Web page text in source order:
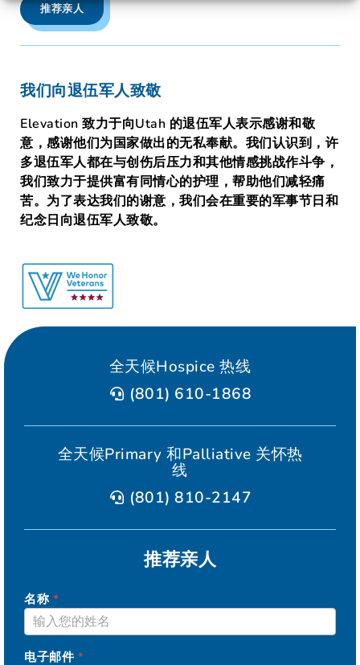
推荐亲人
我们向退伍军人致敬
Elevation 致力于向Utah 的退伍军人表示感谢和敬
意，感谢他们为国家做出的无私奉献。我们认识到，许
多退伍军人都在与创伤后压力和其他情感挑战作斗争，
我们致力于提供富有同情心的护理，帮助他们减轻痛
苦。为了表达我们的谢意，我们会在重要的军事节日和
纪念日向退伍军人致敬。
全天候Hospice 热线
(801) 610-1868
全天候Primary 和Palliative 关怀热
线
(801) 810-2147
推荐亲人
ELEVATION
名称 *
电子邮件 *